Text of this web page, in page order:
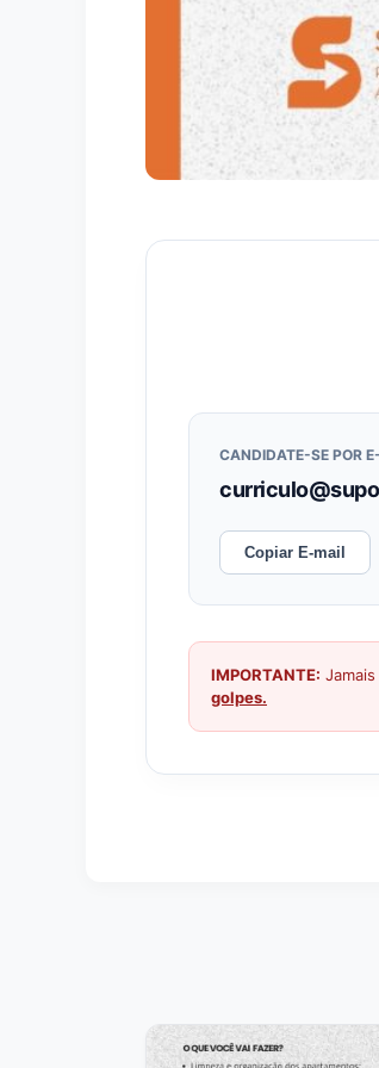
CANDIDATE-SE POR
Copiar E-mail
IMPORTANTE:
golpes.